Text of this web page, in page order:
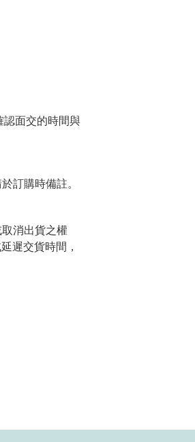
面交的時間與
訂購時備註。
消出貨之權
遲交貨時間，